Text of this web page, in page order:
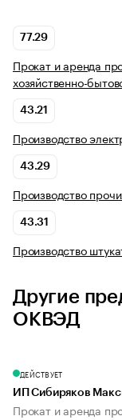
77.29
Прокат и аренда
хозяйственно-
43.21
Производство
43.29
Производство
43.31
Производство
Другие
ОКВЭД
ДЕЙСТВУЕТ
ИП Сибиряков
Прокат и аренда